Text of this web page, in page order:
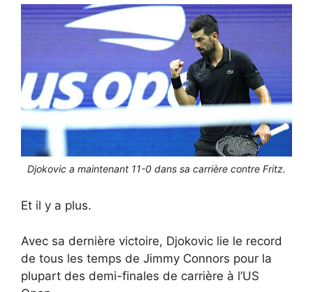
Djokovic a maintenant 11-0 dans sa carrière contre Fritz.
Et il y a plus.
Avec sa dernière victoire, Djokovic lie le record
de tous les temps de Jimmy Connors pour la
plupart des demi-finales de carrière à l’US